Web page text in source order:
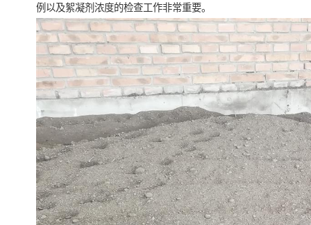
例以及絮凝剂浓度的检查工作非常重要。